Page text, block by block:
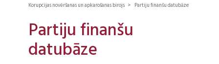
Korupcijas novēršanas un apkarošanas birojs > Partiju finanšu datubāze
Partiju finanšu
datubāze